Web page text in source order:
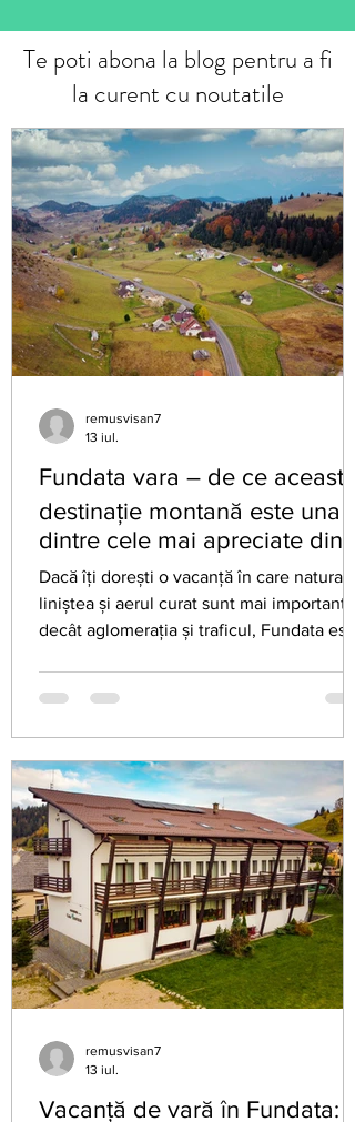
Te poti abona la blog pentru a fi
la curent cu noutatile
Fundata vara – de ce această
destinație montană este una
dintre cele mai apreciate din
România
Dacă îți dorești o vacanță în care natura,
liniștea și aerul curat sunt mai importante
decât aglomerația și traficul, Fundata este
metri altitudine, între Munții Bucegi și
Munții Piatra Craiului, Fundata este
recunoscută drept comuna permanent
locuită aflată la cea mai mare altitudine
România. Această poziționare oferă un
climat răcoros vara, panorame
spectaculoase și un mediu natural foarte
bin
remusvisan7
13 iul.
Vacanță de vară în Fundata:
remusvisan7
13 iul.